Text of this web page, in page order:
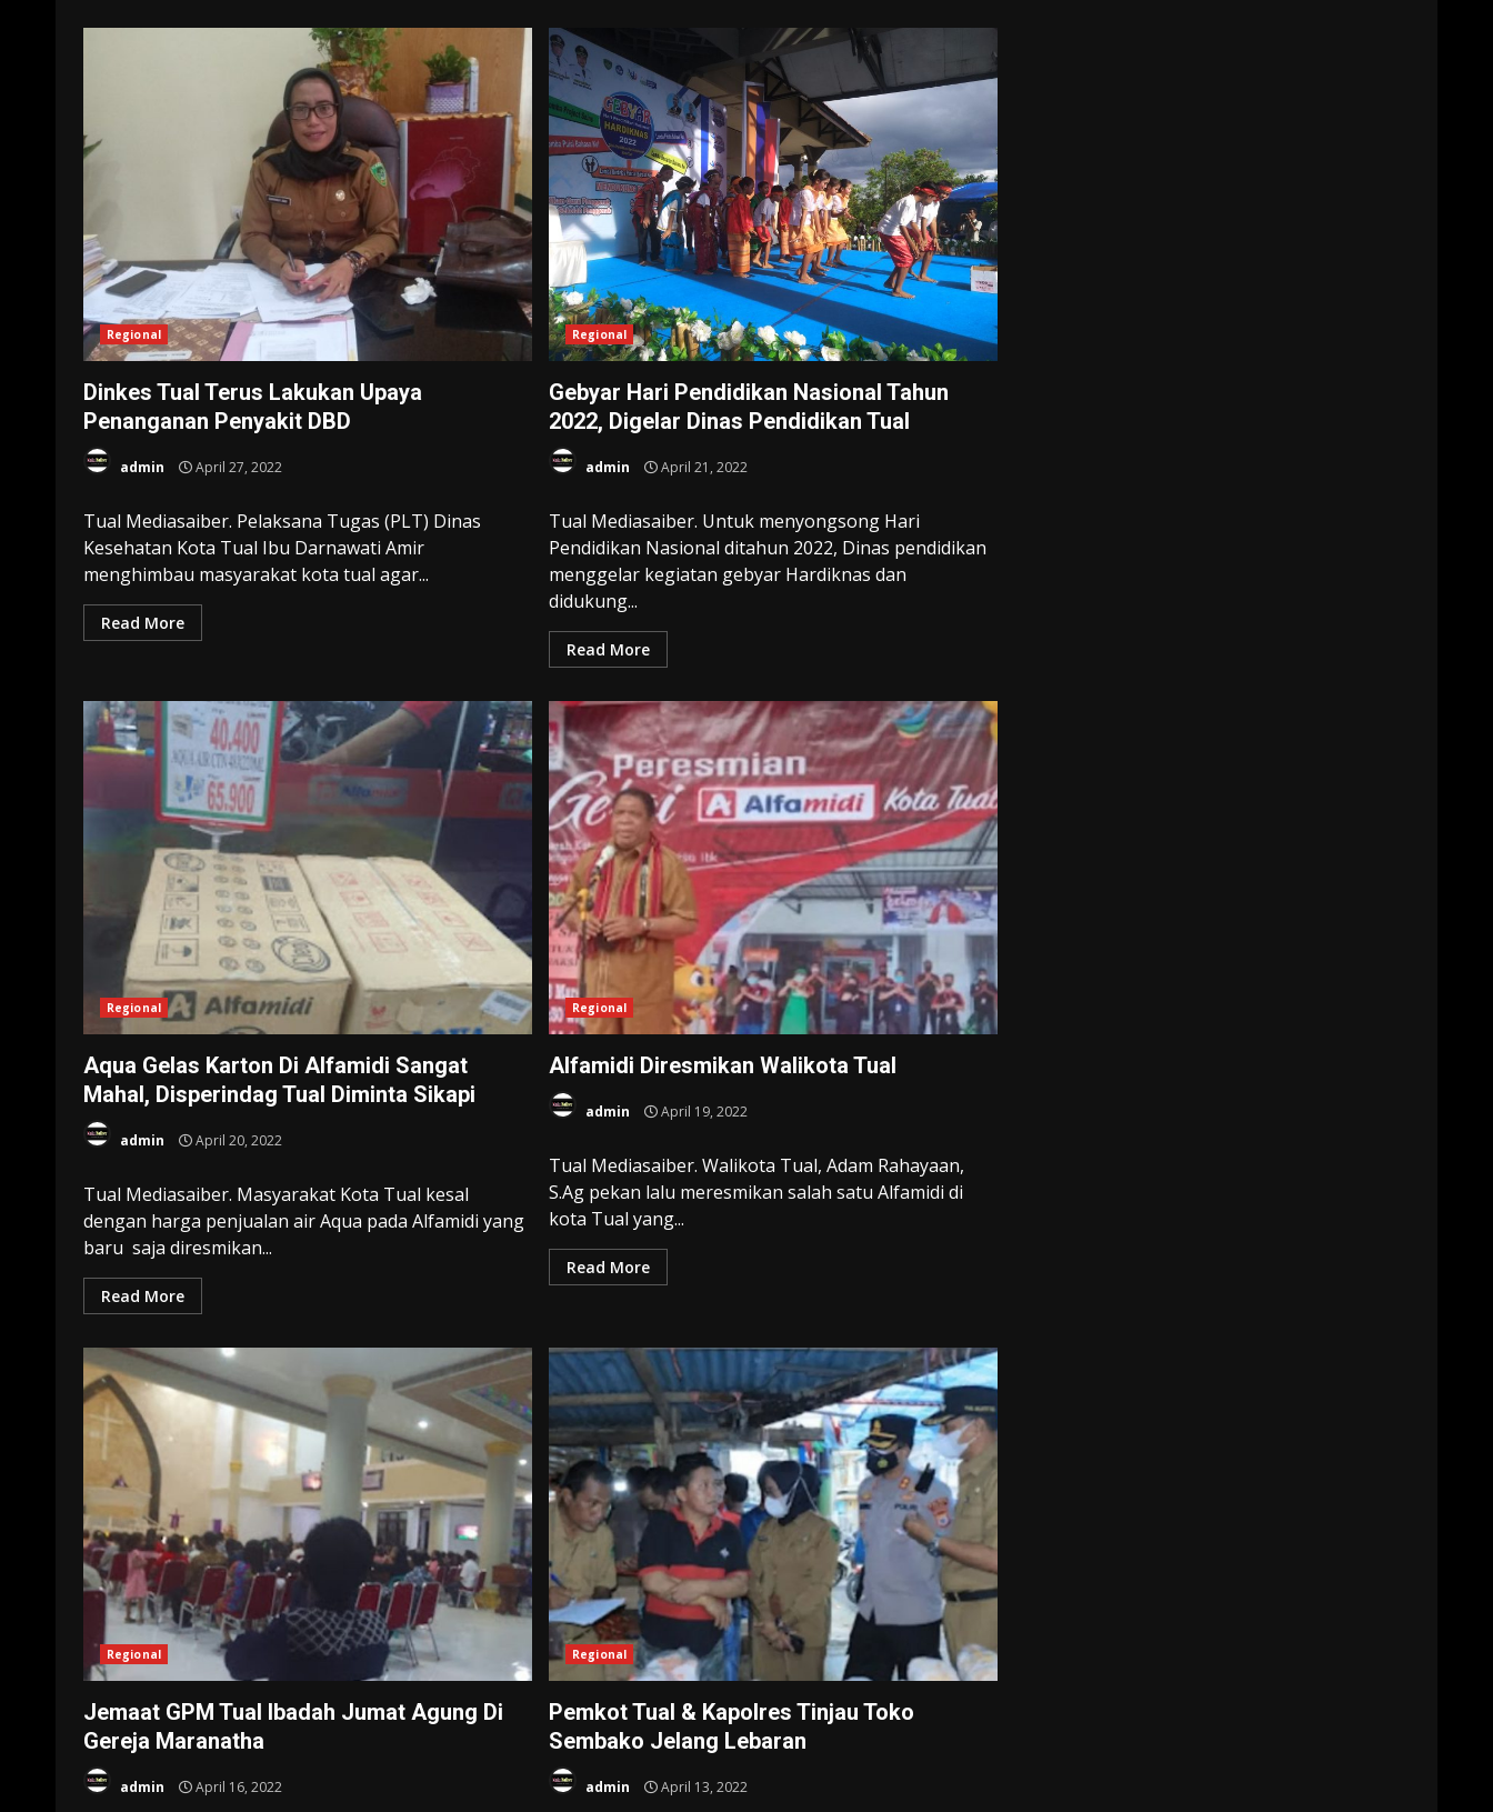
Regional
Dinkes Tual Terus Lakukan Upaya
Penanganan Penyakit DBD
admin April 27, 2022
Tual Mediasaiber. Pelaksana Tugas (PLT) Dinas
Kesehatan Kota Tual Ibu Darnawati Amir
menghimbau masyarakat kota tual agar...
Read More
Regional
Gebyar Hari Pendidikan Nasional Tahun
2022, Digelar Dinas Pendidikan Tual
admin April 21, 2022
Tual Mediasaiber. Untuk menyongsong Hari
Pendidikan Nasional ditahun 2022, Dinas pendidikan
menggelar kegiatan gebyar Hardiknas dan
didukung...
Read More
Regional
Aqua Gelas Karton Di Alfamidi Sangat
Mahal, Disperindag Tual Diminta Sikapi
admin April 20, 2022
Tual Mediasaiber. Masyarakat Kota Tual kesal
dengan harga penjualan air Aqua pada Alfamidi yang
baru saja diresmikan...
Read More
Regional
Alfamidi Diresmikan Walikota Tual
admin April 19, 2022
Tual Mediasaiber. Walikota Tual, Adam Rahayaan,
S.Ag pekan lalu meresmikan salah satu Alfamidi di
kota Tual yang...
Read More
Regional
Jemaat GPM Tual Ibadah Jumat Agung Di
Gereja Maranatha
admin April 16, 2022
Regional
Pemkot Tual & Kapolres Tinjau Toko
Sembako Jelang Lebaran
admin April 13, 2022